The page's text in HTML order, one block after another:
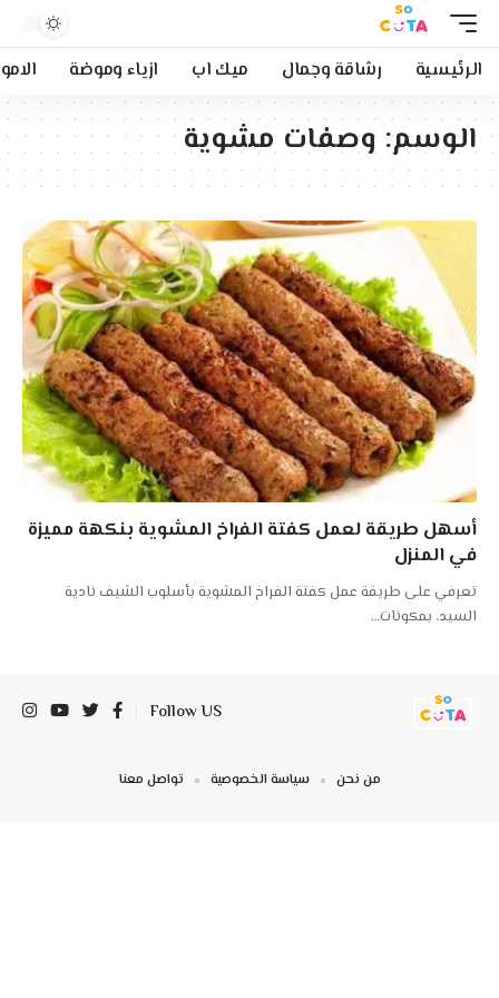
الرئيسية رشاقة وجمال ميك اب ازياء وموضة
الوسم: وصفات مشوية
أسهل طريقة لعمل كفتة الفراخ المشوية بنكهة مميزة
في المنزل
تعرفي على طريقة عمل كفتة الفراخ المشوية بأسلوب الشيف نادية
السيد، بمكونات…
Follow US
من نحن سياسة الخصوصية تواصل معنا